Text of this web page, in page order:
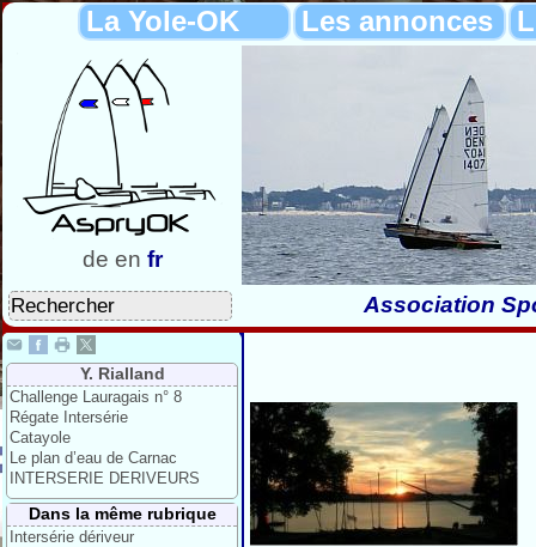
La Yole-OK Les annonces
de en fr
Association
Y. Rialland
Challenge Lauragais n° 8
Régate Intersérie
Catayole
Le plan d’eau de Carnac
INTERSERIE DERIVEURS
Dans la même rubrique
Intersérie dériveur